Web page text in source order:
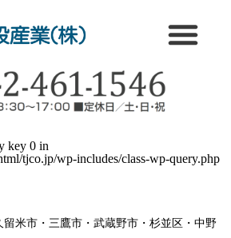
key 0 in
tjco.jp/wp-includes/class-wp-query.php
米市・三鷹市・武蔵野市・杉並区・中野